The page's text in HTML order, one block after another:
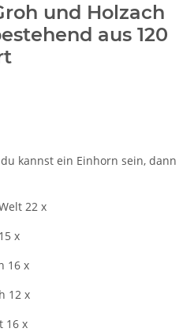
und Holzach
aus 120
kannst ein Einhorn sein, dann
22 x
x
16 x
12 x
16 x